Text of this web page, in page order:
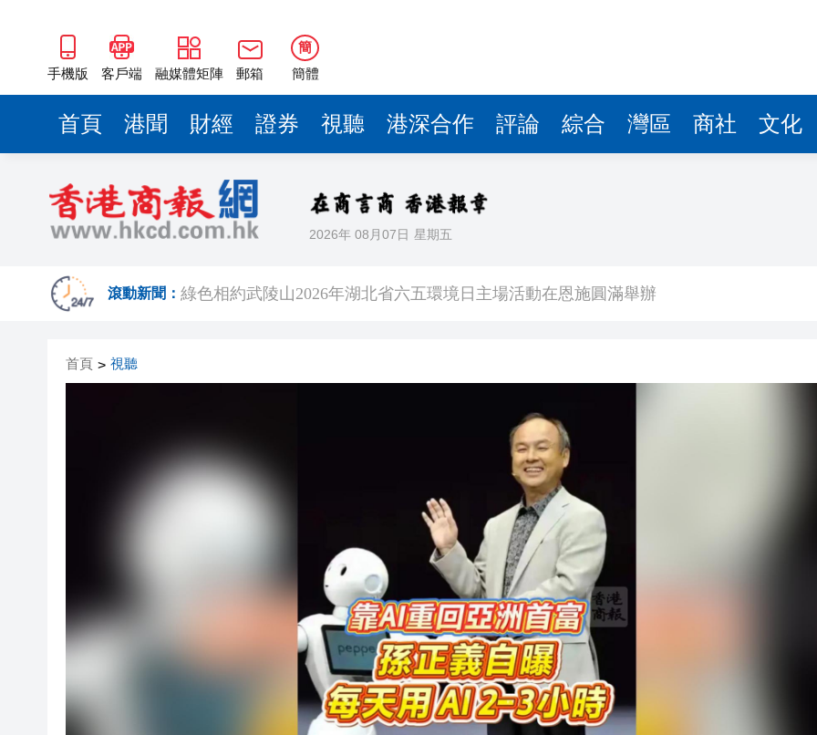
手機版 客戶端 融媒體矩陣 郵箱
簡
簡體
首頁 港聞 財經 證券 視聽 港深合作 評論 綜合 灣區 商社 文化
2026年 08月07日 星期五
滾動新聞：
【新股最前線】人形機器人公司帕西尼據報考慮來港上市 比亞迪及京東有份投資
有片丨靠AI重回亞洲首富 孫正義自曝每天用AI 2-3小時
長沙縣、桑植縣攜手打造飛地經濟升級版
崀山朱鹮文創躋身「湖南好禮100」
瑞典回港父母涉疏忽照顧被捕 香港兒童權利委員會讚揚執法行動果斷 重申孩子享有醫
顧、出生登記權利
渣打：於哈薩克斯坦簽署合作備忘錄 加強香港中亞經貿往來
崀山朱鹮文創躋身「湖南好禮100」
瑞典回港父母涉疏忽照顧被捕 香港兒童權利委員會讚揚執法行動果斷 重申孩子享有醫
武漢市將舉辦第四屆軟件創新發展大會 首設智能體與OPC發展分論壇
綠色相約武陵山2026年湖北省六五環境日主場活動在恩施圓滿舉辦
渣打：於哈薩克斯坦簽署合作備忘錄 加強香港中亞經貿往來
【新股最前線】人形機器人公司帕西尼據報考慮來港上市 比亞迪及京東有份投資
首頁 > 視聽